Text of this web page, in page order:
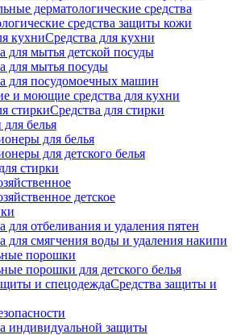
дерматологические средства
средства защиты кожи
Средства для кухни
для мытья детской посуды
для мытья посуды
для посудомоечных машин
и моющие средства для кухни
Средства для стирки
белья
для белья
для детского белья
стирки
детское
для отбеливания и удаления пятен
для смягчения воды и удаления накипи
порошки
порошки для детского белья
Средства защиты и
индивидуальной защиты